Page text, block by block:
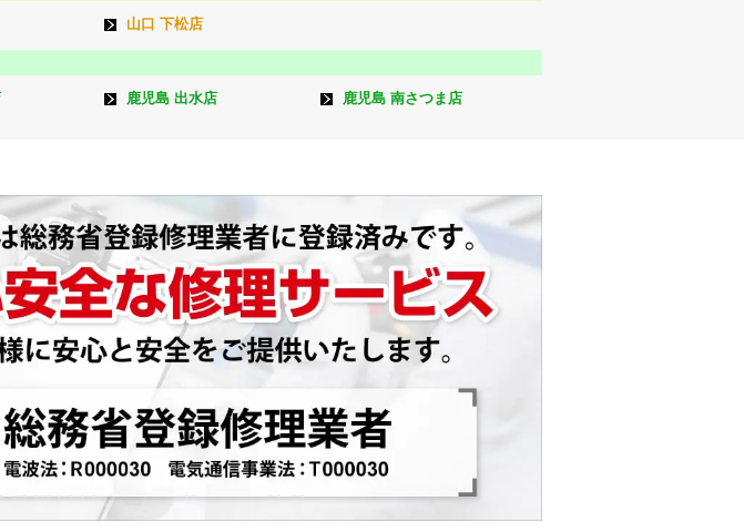
山口 下松店
鹿児島 出水店 鹿児島 南さつま店